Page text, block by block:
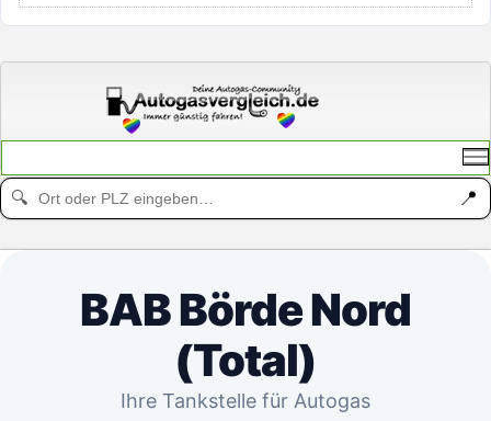
🔍 📍
BAB Börde Nord
(Total)
Ihre Tankstelle für Autogas